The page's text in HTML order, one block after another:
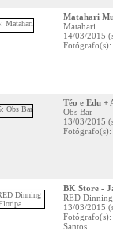
Matahari
Matahari
14/03/2015
Téo e Edu +
Obs Bar
13/03/2015
Fotógrafo(s):
BK Store -
RED
13/03/2015
Santos